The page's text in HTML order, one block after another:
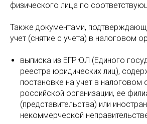
физического лица по
Также документами,
учет (снятие с учета) в налоговом
выписка из ЕГРЮЛ (Единого
реестра юридических лиц),
постановке на учет в налоговом
российской организации, ее
(представительства) или
некоммерческой